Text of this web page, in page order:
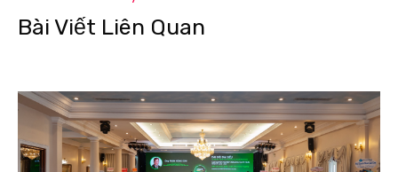
Bài Viết Liên Quan